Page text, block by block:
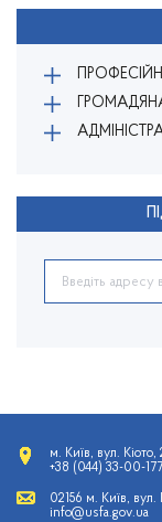
м. Київ, вул. Кіото,
+38 (044) 33-00-177
02156 м. Київ, вул.
info@usfa.gov.ua